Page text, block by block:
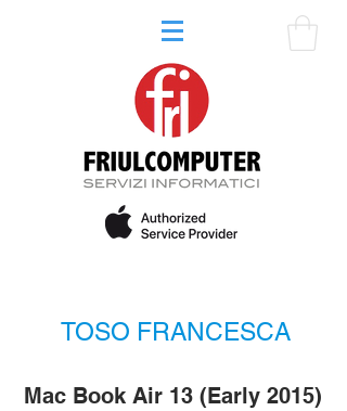
TOSO FRANCESCA
Mac Book Air 13 (Early 2015)